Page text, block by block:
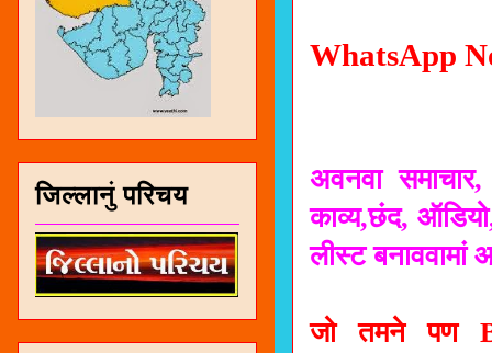
WhatsApp
अवनवा
काव्य,छंद,
लीस्ट
जो तमने पण
जिल्लानुं परिचय